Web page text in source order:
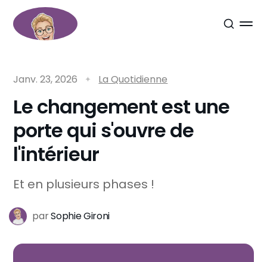
Janv. 23, 2026 La Quotidienne
Le changement est une
porte qui s'ouvre de
l'intérieur
Et en plusieurs phases !
parSophie Gironi